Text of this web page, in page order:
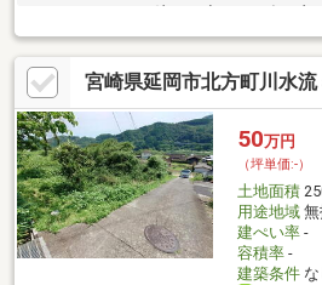
ストアまで徒歩13分◇土地面積68.18坪
風良好◇南道路幅8.1mで駐車もスムーズ
も、安心なネット予約可能！他プランも
ト上だと不安... 「プロ目線で見る、土地
で体感しませんか。現地に足を運んでこ
があります。「来場予約」または「下部
単にネット予約が可能です。
宮崎県延岡市北方町川水流
50万円
（坪単価:-）
土地面積
用途地域無
建ぺい率-
容積率-
建築条件な